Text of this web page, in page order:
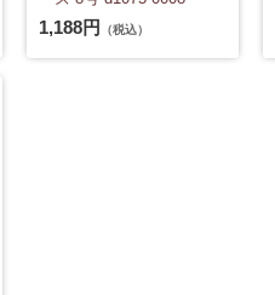
1,188円 （税込）